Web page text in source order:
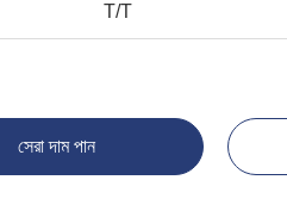
T/T
সেরা দাম পান